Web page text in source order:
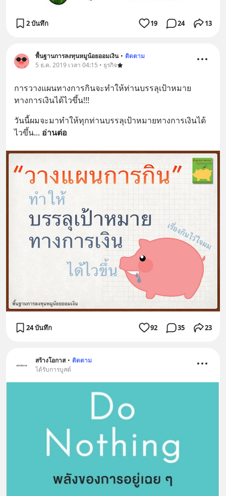
2 บันทึก 19 24 13
พื้นฐานการลงทุนหมูน้อยออมเงิน • ติดตาม
5 ธ.ค. 2019 เวลา 04:15 • ธุรกิจ
การวางแผนทางการกินจะทำให้ท่านบรรลุเป้าหมาย
ทางการเงินได้ไวขึ้น!!!
วันนี้ผมจะมาทำให้ทุกท่านบรรลุเป้าหมายทางการเงินได้
ไวขึ้น... อ่านต่อ
24 บันทึก 92 35 23
สร้างโอกาส • ติดตาม
ได้รับการบูสต์